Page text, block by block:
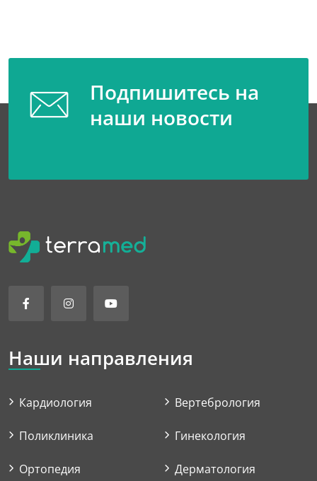
Подпишитесь на
наши новости
Наши направления
Кардиология
Поликлиника
Ортопедия
Вертебрология
Гинекология
Дерматология